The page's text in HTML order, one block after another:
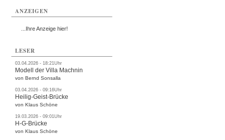
ANZEIGEN
...Ihre Anzeige hier!
LESER
03.04.2026 - 18:21Uhr
Modell der Villa Machnin
von Bernd Sonsalla
03.04.2026 - 09:16Uhr
Heilig-Geist-Brücke
von Klaus Schöne
19.03.2026 - 09:01Uhr
H-G-Brücke
von Klaus Schöne